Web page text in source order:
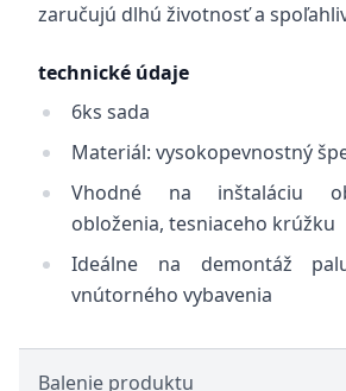
zaručujú dlhú životnosť a
technické údaje
6ks sada
Materiál: vysokopevnostný
Vhodné na inštaláciu
obloženia, tesniaceho krúžku
Ideálne na demontáž
vnútorného vybavenia
Balenie produktu